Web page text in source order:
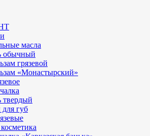
масла
обычный
грязевой
«Монастырский»
губ